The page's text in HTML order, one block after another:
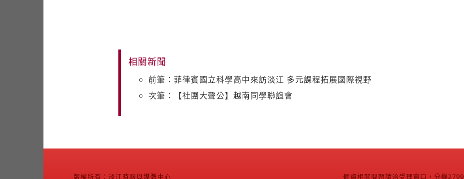
相關新聞
前筆：菲律賓國立科學高中來訪淡江 多元課程拓展國際視野
次筆：【社團大聲公】越南同學聯誼會
版權所有：淡江時報與媒體中心 個資相關問題請洽受理窗口，分機2799